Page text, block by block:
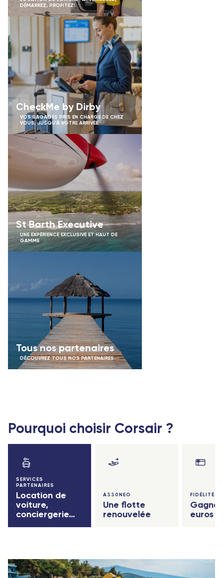
DÉMARREZ, PROFITEZ!
CheckMe by Dirby
VOS BAGAGES PRIS EN CHARGE DE CHEZ
VOUS, JUSQU’À VOTRE ARRIVÉE.
St Barth Executive
UNE EXPÉRIENCE EXCLUSIVE ET HAUT DE
GAMME
Tous nos partenaires
DÉCOUVREZ TOUS NOS PARTENAIRES.
Pourquoi choisir Corsair ?
SERVICES
PARTENAIRES
Location de
voiture,
conciergerie…
A330NEO
Une flotte
renouvelée
FIDÉLITÉ
euros